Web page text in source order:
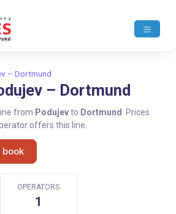
– Dortmund
– Dortmund
from Podujevto Dortmund
. Prices
offers this line.
book
OPERATORS
1